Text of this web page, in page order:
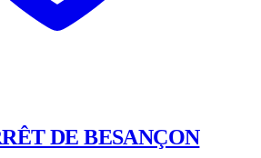
DE BESANÇON